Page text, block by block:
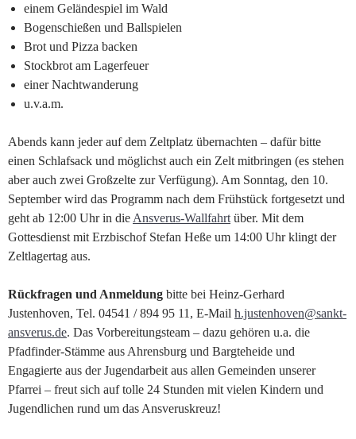
einem Geländespiel im Wald
Bogenschießen und Ballspielen
Brot und Pizza backen
Stockbrot am Lagerfeuer
einer Nachtwanderung
u.v.a.m.
Abends kann jeder auf dem Zeltplatz übernachten – dafür bitte
einen Schlafsack und möglichst auch ein Zelt mitbringen (es stehen
aber auch zwei Großzelte zur Verfügung). Am Sonntag, den 10.
September wird das Programm nach dem Frühstück fortgesetzt und
geht ab 12:00 Uhr in die Ansverus-Wallfahrt über. Mit dem
Gottesdienst mit Erzbischof Stefan Heße um 14:00 Uhr klingt der
Zeltlagertag aus.
Rückfragen und Anmeldung bitte bei Heinz-Gerhard
Justenhoven, Tel. 04541 / 894 95 11, E-Mail h.justenhoven@sankt-
ansverus.de. Das Vorbereitungsteam – dazu gehören u.a. die
Pfadfinder-Stämme aus Ahrensburg und Bargteheide und
Engagierte aus der Jugendarbeit aus allen Gemeinden unserer
Pfarrei – freut sich auf tolle 24 Stunden mit vielen Kindern und
Jugendlichen rund um das Ansveruskreuz!